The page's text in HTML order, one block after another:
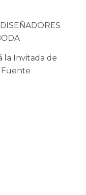
la Invitada de
Fuente